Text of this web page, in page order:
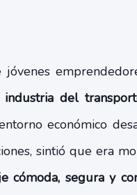
del
económico
sintió que era
cómoda, segura y